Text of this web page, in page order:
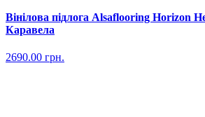
Вінілова підлога Alsaflooring Horizon
Каравела
2690.00 грн.